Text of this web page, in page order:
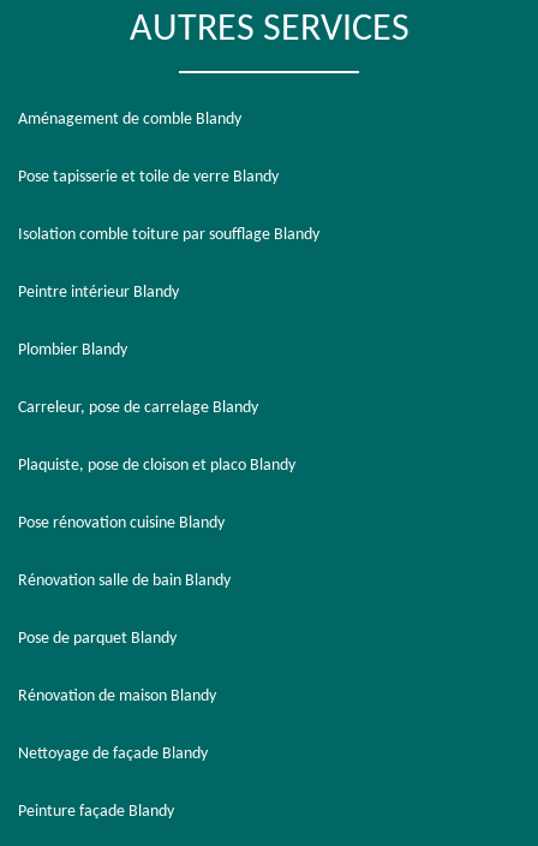
AUTRES SERVICES
Aménagement de comble Blandy
Pose tapisserie et toile de verre Blandy
Isolation comble toiture par soufflage Blandy
Peintre intérieur Blandy
Plombier Blandy
Carreleur, pose de carrelage Blandy
Plaquiste, pose de cloison et placo Blandy
Pose rénovation cuisine Blandy
Rénovation salle de bain Blandy
Pose de parquet Blandy
Rénovation de maison Blandy
Nettoyage de façade Blandy
Peinture façade Blandy